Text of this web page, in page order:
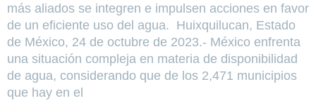
más aliados se integren e impulsen acciones en favor
de un eficiente uso del agua. Huixquilucan, Estado
de México, 24 de octubre de 2023.- México enfrenta
una situación compleja en materia de disponibilidad
de agua, considerando que de los 2,471 municipios
que hay en el